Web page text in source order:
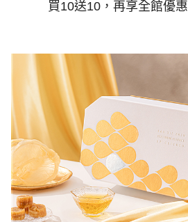
買10送10，再享全館優惠